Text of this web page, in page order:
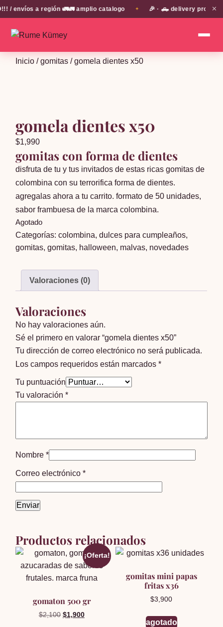
envíos a región 🚛🚛 amplio catalogo 🎉 · 🛻 delivery propio en
✕
Inicio /gomitas / gomela dientes x50
gomela dientes x50
$1,990
gomitas con forma de dientes
disfruta de tu y tus invitados de estas ricas gomitas de
colombina con su terrorifica forma de dientes.
agregalas ahora a tu carrito. formato de 50 unidades,
sabor frambuesa de la marca colombina.
Agotado
Categorías:colombina,dulces para cumpleaños,
gomitas,gomitas, halloween, malvas, novedades
Valoraciones (0)
Valoraciones
No hay valoraciones aún.
Sé el primero en valorar “gomela dientes x50”
Tu dirección de correo electrónico no será publicada.
Los campos requeridos están marcados*
Tu puntuación
Tu valoración*
Nombre*
Correo electrónico*
Productos relacionados
¡Oferta!
gomaton 500 gr
$2,100 El
$1,900El
gomitas mini papas
fritas x36
$3,900
agotado